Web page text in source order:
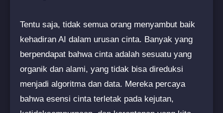
Tentu saja, tidak semua orang menyambut baik
kehadiran AI dalam urusan cinta. Banyak yang
berpendapat bahwa cinta adalah sesuatu yang
organik dan alami, yang tidak bisa direduksi
menjadi algoritma dan data. Mereka percaya
bahwa esensi cinta terletak pada kejutan,